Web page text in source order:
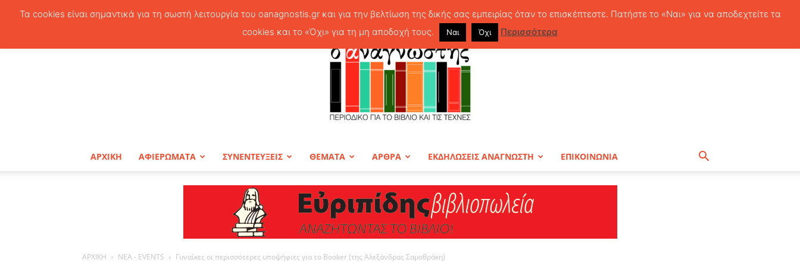
Σάββατο, 8 Αυγούστου, 2026
Ο
ΑΡΧΙΚΗ ΑΦΙΕΡΩΜΑΤΑ ΣΥΝΕΝΤΕΥΞΕΙΣ ΘΕΜΑΤΑ ΑΡΘΡΑ ΕΚΔΗΛΩΣΕΙΣ ΑΝΑΓΝΩΣΤΗ ΕΠΙΚΟΙΝΩΝΙΑ
ΑΡΧΙΚΗ ΝΕΑ - EVENTS Γυναίκες οι περισσότερες υποψήφιες για το Booker (της Αλεξάνδρας Σαμοθράκη)
Τα cookies είναι σημαντικά για τη σωστή λειτουργία του oanagnostis.gr και για την βελτίωση της δικής σας εμπειρίας όταν το επισκέπτεστε. Πατήστε το «Ναι» για να αποδεχτείτε τα
cookies και το «Όχι» για τη μη αποδοχή τους.
Ναι Όχι Περισσότερα